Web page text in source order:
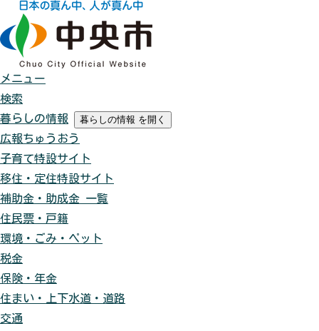
メニュー
検索
暮らしの情報
暮らしの情報 を開く
広報ちゅうおう
子育て特設サイト
移住・定住特設サイト
補助金・助成金 一覧
住民票・戸籍
環境・ごみ・ペット
税金
保険・年金
住まい・上下水道・道路
交通